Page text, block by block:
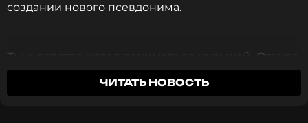
создании нового псевдонима.
Ты с детства хотел заниматься музыкой. Откуда
возникло такое желание? У тебя в семье кто-то
связан с музыкой?ЧИТАТЬ НОВОСТЬ